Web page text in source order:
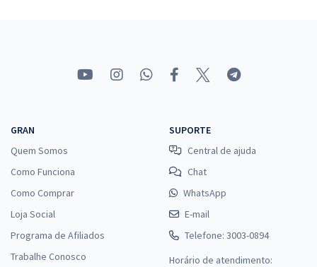
GRAN
Quem Somos
Como Funciona
Como Comprar
Loja Social
Programa de Afiliados
Trabalhe Conosco
SUPORTE
Central de ajuda
Chat
WhatsApp
E-mail
Telefone: 3003-0894
Horário de atendimento: